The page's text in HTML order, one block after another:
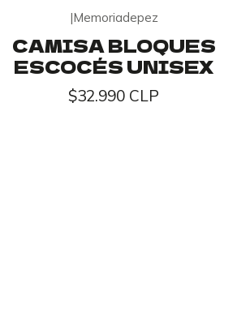
|Memoriadepez
CAMISA BLOQUES
ESCOCÉS UNISEX
$32.990 CLP